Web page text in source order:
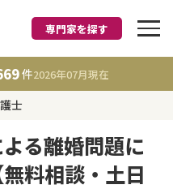
離婚に強い弁護士
事務所 669
件
更新日 :2026年07月31日
専門家を探す
件2026年07月現在
士
る離婚問題に
料相談・土日